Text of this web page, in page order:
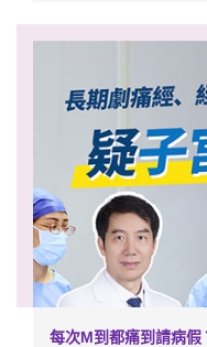
每次M到都痛到請病